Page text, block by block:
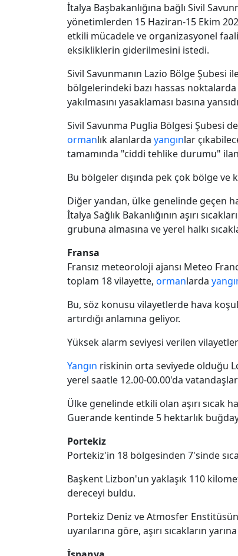
İtalya Başbakanlığına bağlı Sivil
yönetimlerden 15 Haziran-15 Ekim
etkili mücadele ve organizasyonel
eksikliklerin giderilmesini istedi.
Sivil Savunmanın Lazio Bölge Şubesi
bölgelerindeki bazı hassas noktalarda
yakılmasını yasaklaması basına
Sivil Savunma Puglia Bölgesi Şubesi
ormanlık alanlarda yangınlar
tamamında "ciddi tehlike durumu"
Bu bölgeler dışında pek çok bölge ve
Diğer yandan, ülke genelinde geçen
İtalya Sağlık Bakanlığının aşırı
grubuna almasına ve yerel halkı
Fransa
Fransız meteoroloji ajansı Meteo
toplam 18 vilayette, ormanlarda
Bu, söz konusu vilayetlerde hava
artırdığı anlamına geliyor.
Yüksek alarm seviyesi verilen
Yangın riskinin orta seviyede olduğu
yerel saatle 12.00-00.00'da
Ülke genelinde etkili olan aşırı sıcak
Guerande kentinde 5 hektarlık buğday
Portekiz
Portekiz'in 18 bölgesinden 7'sinde
Başkent Lizbon'un yaklaşık 110
dereceyi buldu.
Portekiz Deniz ve Atmosfer
uyarılarına göre, aşırı sıcakların